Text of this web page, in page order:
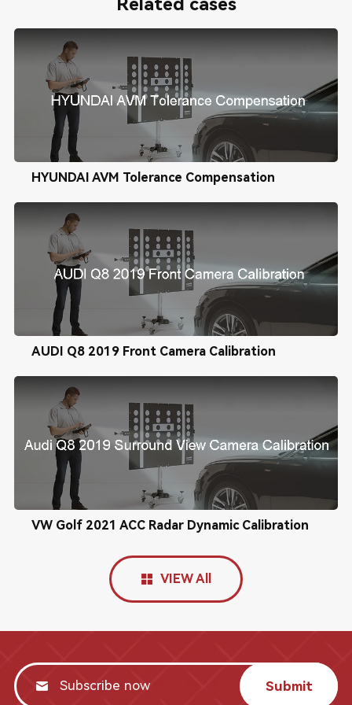
Related cases
HYUNDAI AVM Tolerance Compensation
AUDI Q8 2019 Front Camera Calibration
VW Golf 2021 ACC Radar Dynamic Calibration
VIEW All
Submit